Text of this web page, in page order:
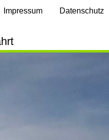
Impressum Datenschutz